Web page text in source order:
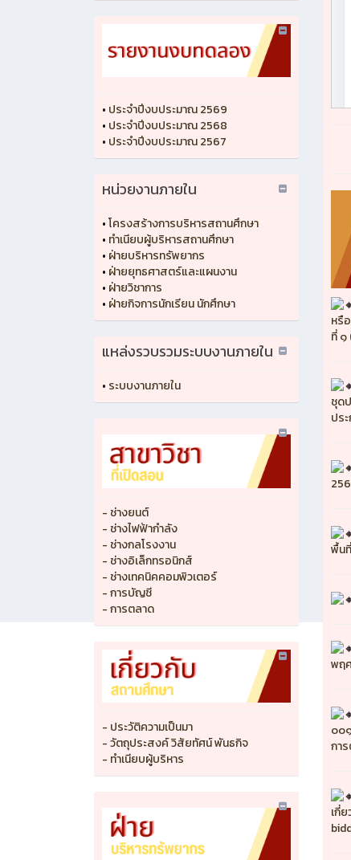
• ประจำปีงบประมาณ 2569
• ประจำปีงบประมาณ 2568
• ประจำปีงบประมาณ 2567
หน่วยงานภายใน
•โครงสร้างการบริหารสถานศึกษา
• ทำเนียบผู้บริหารสถานศึกษา
• ฝ่ายบริหารทรัพยากร
• ฝ่ายยุทธศาสตร์และแผนงาน
• ฝ่ายวิชาการ
• ฝ่ายกิจการนักเรียน นักศึกษา
แหล่งรวบรวมระบบงานภายใน
• ระบบงานภายใน
- ช่างยนต์
- ช่างไฟฟ้ากำลัง
- ช่างกลโรงงาน
- ช่างอิเล็กทรอนิกส์
- ช่างเทคนิคคอมพิวเตอร์
- การบัญชี
- การตลาด
- ประวัติความเป็นมา
- วัตถุประสงค์ วิสัยทัศน์ พันธกิจ
- ทำเนียบผู้บริหาร
หรื
ที่ ๑
ชุด
ปร
พื้น
พฤ
๐๐
กา
เกี่